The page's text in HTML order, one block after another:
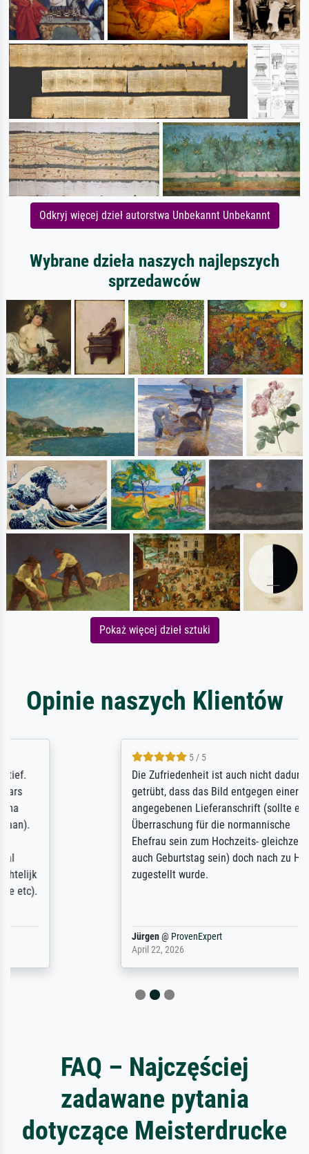
Odkryj więcej dzieł autorstwa Unbekannt Unbekannt
Wybrane dzieła naszych najlepszych
sprzedawców
Pokaż więcej dzieł sztuki
Opinie naszych Klientów
Die Zufriedenheit ist auch nicht dadurch
getrübt, dass das Bild entgegen einer
angegebenen Lieferanschrift (sollte eine
Überraschung für die normannische
Ehefrau sein zum Hochzeits- gleichzeitig
auch Geburtstag sein) doch nach zu Hause
zugestellt wurde.
ProvenExpert
FAQ – Najczęściej
zadawane pytania
dotyczące Meisterdrucke